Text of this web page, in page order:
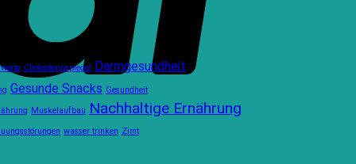
Cholesterinspiegel Darmgesundheit
Gesunde Snacks Gesundheit
Muskelaufbau Nachhaltige Ernährung
wasser trinken Zimt